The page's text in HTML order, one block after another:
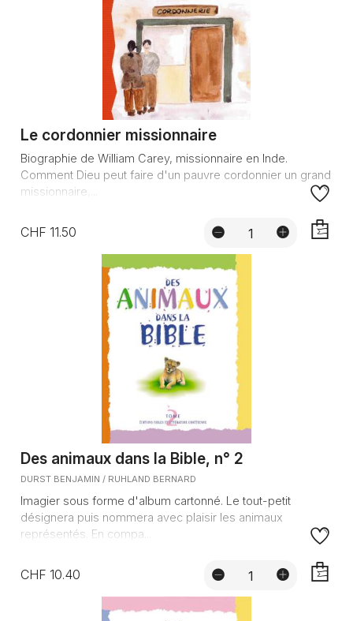
Le cordonnier missionnaire
Biographie de William Carey, missionnaire en Inde.
Comment Dieu peut faire d'un pauvre cordonnier un grand
missionnaire,...
CHF 11.50
Des animaux dans la Bible, n° 2
DURST BENJAMIN / RUHLAND BERNARD
Imagier sous forme d'album cartonné. Le tout-petit
désignera puis nommera avec plaisir les animaux
représentés. En compa...
CHF 10.40